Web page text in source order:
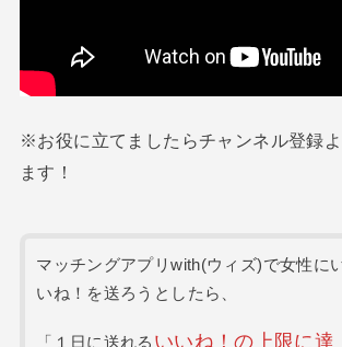
※お役に立てましたらチャンネル登録
ます！
マッチングアプリwith(ウィズ)で女性に
いね！を送ろうとしたら、
「１日に送れる いいね！の上限に達